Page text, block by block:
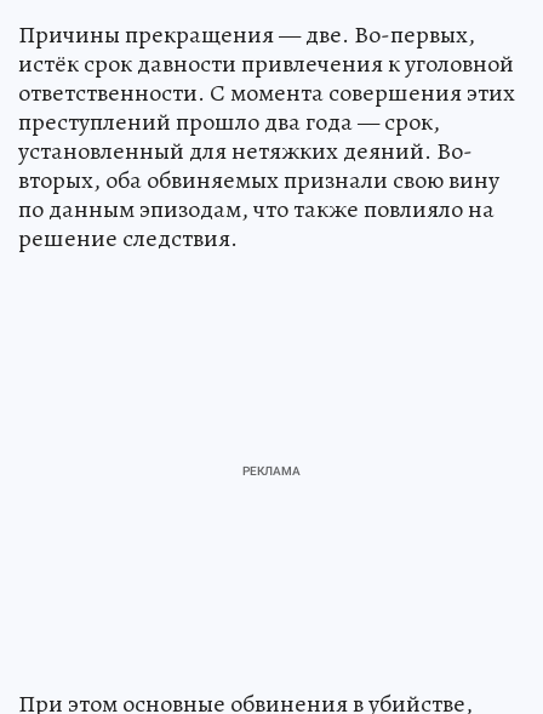
Причины прекращения — две. Во-первых,
истёк срок давности привлечения к уголовной
ответственности. С момента совершения этих
преступлений прошло два года — срок,
установленный для нетяжких деяний. Во-
вторых, оба обвиняемых признали свою вину
по данным эпизодам, что также повлияло на
решение следствия.
При этом основные обвинения в убийстве,